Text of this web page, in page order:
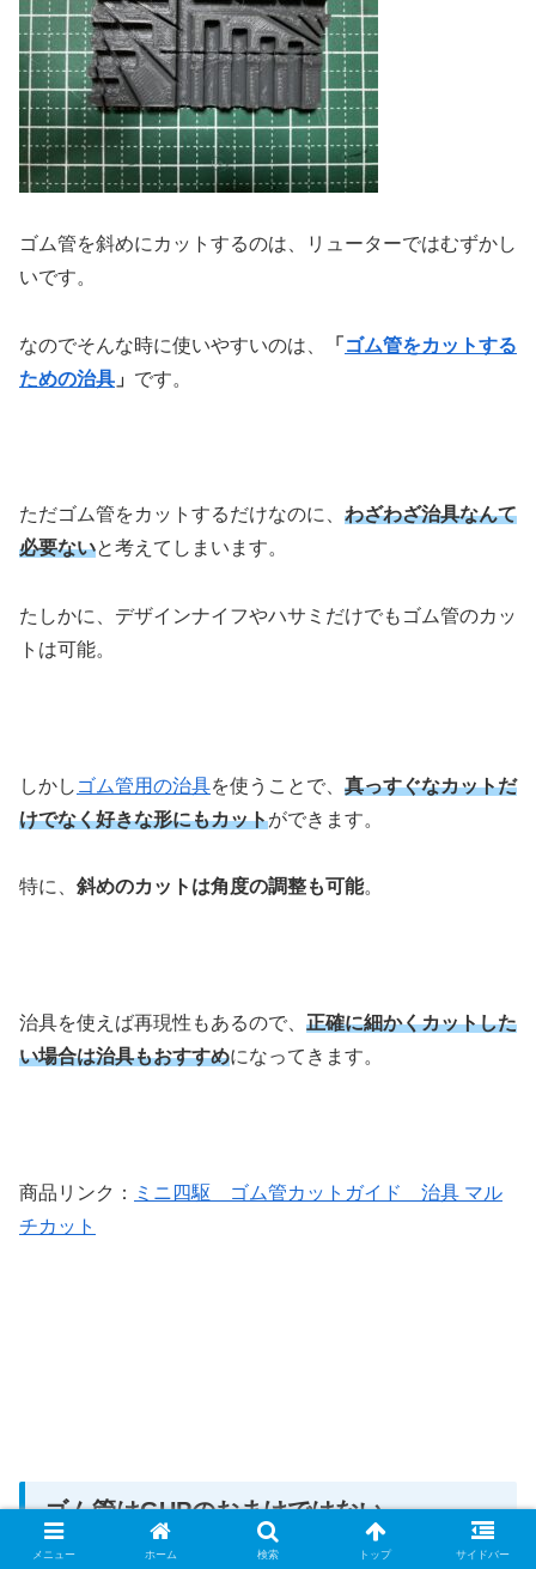
ゴム管を斜めにカットするのは、リューターではむずかし
いです。
なのでそんな時に使いやすいのは、 「 ゴム管をカットする
ための治具 」 です。
ただゴム管をカットするだけなのに、 わざわざ治具なんて
必要ないと考えてしまいます。
たしかに、デザインナイフやハサミだけでもゴム管のカッ
トは可能。
しかし ゴム管用の治具を使うことで、 真っすぐなカットだ
けでなく好きな形にもカットができます。
特に、 斜めのカットは角度の調整も可能。
治具を使えば再現性もあるので、 正確に細かくカットした
い場合は治具もおすすめになってきます。
商品リンク：
ミニ四駆 ゴム管カットガイド 治具 マル
チカット
ゴム管はGUPのおまけではない
メニュー ホーム 検索 トップ サイドバー